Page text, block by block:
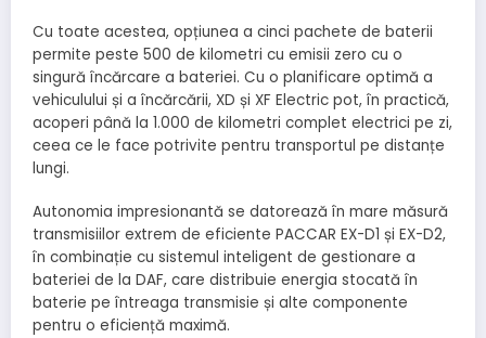
Cu toate acestea, opțiunea a cinci pachete de baterii
permite peste 500 de kilometri cu emisii zero cu o
singură încărcare a bateriei. Cu o planificare optimă a
vehiculului și a încărcării, XD și XF Electric pot, în practică,
acoperi până la 1.000 de kilometri complet electrici pe zi,
ceea ce le face potrivite pentru transportul pe distanțe
lungi.
Autonomia impresionantă se datorează în mare măsură
transmisiilor extrem de eficiente PACCAR EX-D1 și EX-D2,
în combinație cu sistemul inteligent de gestionare a
bateriei de la DAF, care distribuie energia stocată în
baterie pe întreaga transmisie și alte componente
pentru o eficiență maximă.